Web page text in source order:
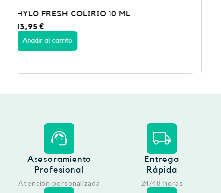
ODM5 ANTIEDEMA CORNEAL FRA10ML
17,95
Añadir al carrito
Asesoramiento
Profesional
Atención personalizada
Entrega
Rápida
24/48 horas